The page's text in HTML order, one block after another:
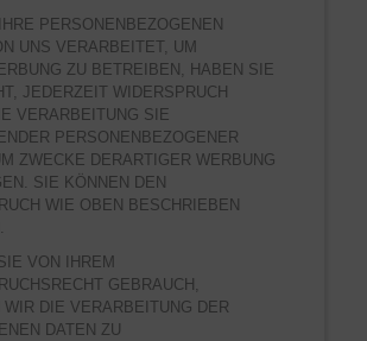
PERSONENBEZOGENEN
UNS VERARBEITET, UM
ZU BETREIBEN, HABEN SIE
JEDERZEIT WIDERSPRUCH
VERARBEITUNG SIE
PERSONENBEZOGENER
ZWECKE DERARTIGER WERBUNG
SIE KÖNNEN DEN
WIE OBEN BESCHRIEBEN
VON IHREM
GEBRAUCH,
WIR DIE VERARBEITUNG DER
DATEN ZU